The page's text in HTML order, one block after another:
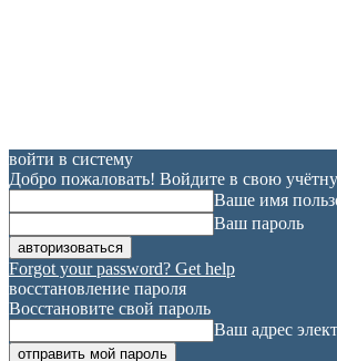
войти в систему
Добро пожаловать! Войдите в свою
Ваше имя
Ваш пароль
Forgot your password? Get help
восстановление пароля
Восстановите свой пароль
Ваш адрес